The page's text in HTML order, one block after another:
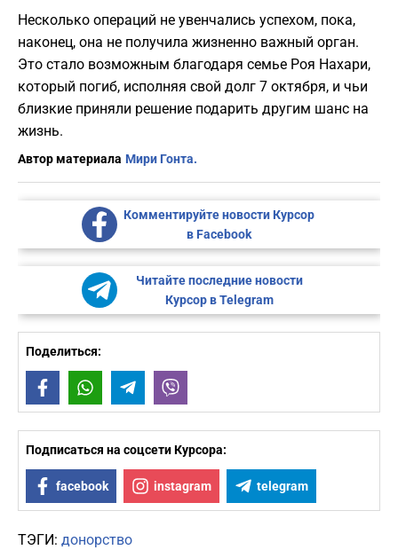
Несколько операций не увенчались успехом, пока,
наконец, она не получила жизненно важный орган.
Это стало возможным благодаря семье Роя Нахари,
который погиб, исполняя свой долг 7 октября, и чьи
близкие приняли решение подарить другим шанс на
жизнь.
Автор материала Мири Гонта.
Комментируйте новости Курсор
в Facebook
Читайте последние новости
Курсор в Telegram
Поделиться:
FacebookWhatsAppTelegram
Подписаться на соцсети Курсора:
facebook instagram telegram
ТЭГИ: донорство